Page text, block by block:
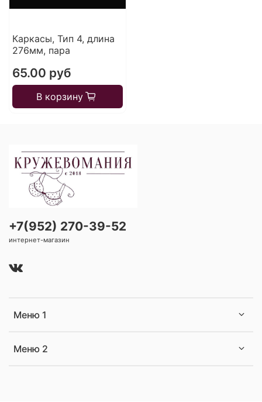
Каркасы, Тип 4, длина
276мм, пара
65.00 руб
В корзину
Меню 1
Меню 2
+7(952) 270-39-52
интернет-магазин